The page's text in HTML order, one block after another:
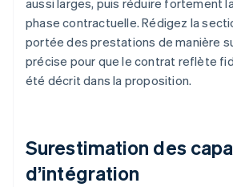
aussi larges, puis réduire fortement
phase contractuelle. Rédigez la
portée des prestations de manière
précise pour que le contrat reflète
été décrit dans la proposition.
Surestimation des
d’intégration